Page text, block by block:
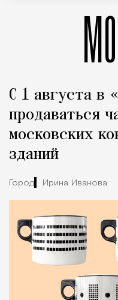
С 1 августа в
продаваться
московских
зданий
Город Ирина Иванова